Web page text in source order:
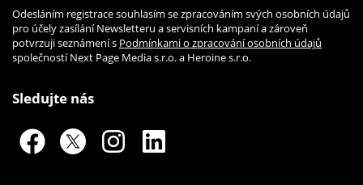
Odesláním registrace souhlasím se zpracováním svých osobních údajů
pro účely zasílání Newsletteru a servisních kampaní a zároveň
potvrzuji seznámení s Podmínkami o zpracování osobních údajů
společností Next Page Media s.r.o. a Heroine s.r.o.
Sledujte nás